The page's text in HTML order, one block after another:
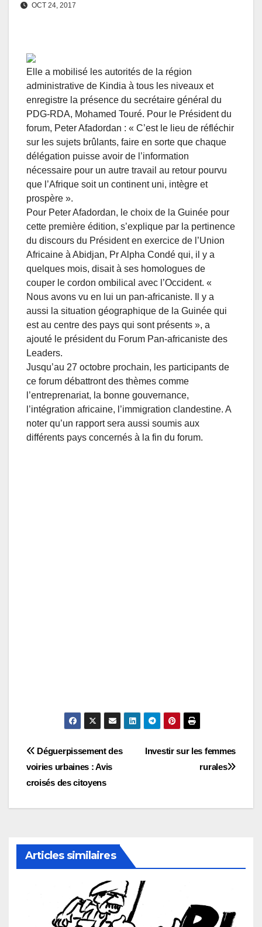
OCT 24, 2017
Elle a mobilisé les autorités de la région
administrative de Kindia à tous les niveaux et
enregistre la présence du secrétaire général du
PDG-RDA, Mohamed Touré. Pour le Président du
forum, Peter Afadordan : « C’est le lieu de réfléchir
sur les sujets brûlants, faire en sorte que chaque
délégation puisse avoir de l’information
nécessaire pour un autre travail au retour pourvu
que l’Afrique soit un continent uni, intègre et
prospère ».
Pour Peter Afadordan, le choix de la Guinée pour
cette première édition, s’explique par la pertinence
du discours du Président en exercice de l’Union
Africaine à Abidjan, Pr Alpha Condé qui, il y a
quelques mois, disait à ses homologues de
couper le cordon ombilical avec l’Occident. «
Nous avons vu en lui un pan-africaniste. Il y a
aussi la situation géographique de la Guinée qui
est au centre des pays qui sont présents », a
ajouté le président du Forum Pan-africaniste des
Leaders.
Jusqu’au 27 octobre prochain, les participants de
ce forum débattront des thèmes comme
l’entreprenariat, la bonne gouvernance,
l’intégration africaine, l’immigration clandestine. A
noter qu’un rapport sera aussi soumis aux
différents pays concernés à la fin du forum.
Navigation
de
l’article
Investir sur les femmes
rurales
Déguerpissement des
voiries urbaines : Avis
croisés des citoyens
Articles similaires